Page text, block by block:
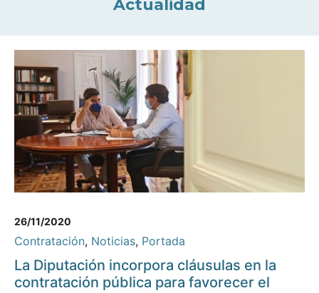
Actualidad
26/11/2020
Contratación, Noticias, Portada
La Diputación incorpora cláusulas en la
contratación pública para favorecer el